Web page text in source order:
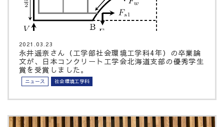
2021.03.23
永井遥奈さん（工学部社会環境工学科4年）の卒業論
文が、日本コンクリート工学会北海道支部の優秀学生
賞を受賞しました。
ニュース 社会環境工学科